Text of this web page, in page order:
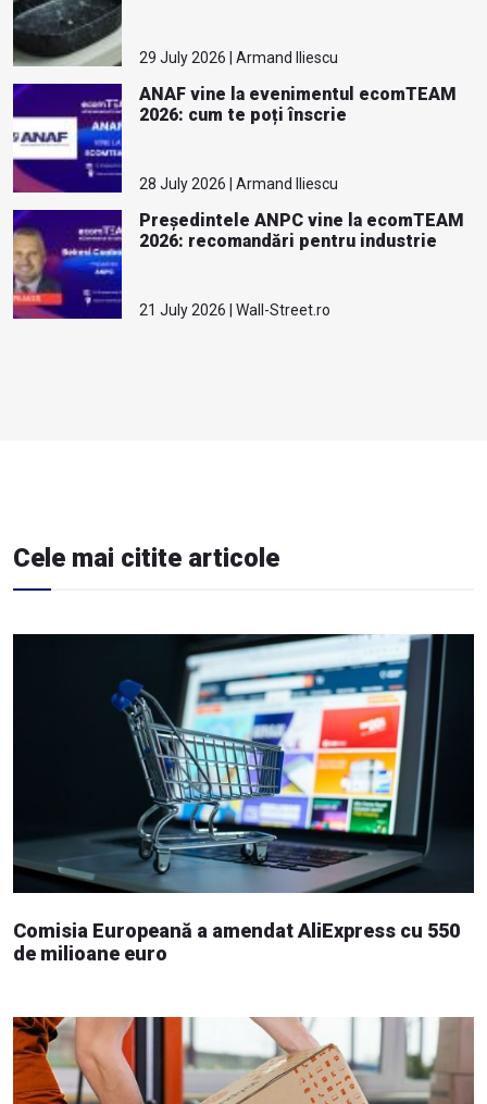
29 July 2026 | Armand Iliescu
ANAF vine la evenimentul ecomTEAM
2026: cum te poți înscrie
28 July 2026 | Armand Iliescu
Președintele ANPC vine la ecomTEAM
2026: recomandări pentru industrie
21 July 2026 | Wall-Street.ro
Cele mai citite articole
Comisia Europeană a amendat AliExpress cu 550
de milioane euro